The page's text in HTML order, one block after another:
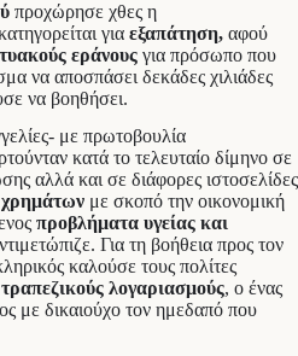
προχώρησε χθες η
για εξαπάτηση, αφού
εράνους για πρόσωπο που
να αποσπάσει δεκάδες χιλιάδες
να βοηθήσει.
με πρωτοβουλία
κατά το τελευταίο δίμηνο σε
αλλά και σε διάφορες ιστοσελίδες
με σκοπό την οικονομική
προβλήματα υγείας και
Για τη βοήθεια προς τον
καλούσε τους πολίτες
λογαριασμούς, ο ένας
με δικαιούχο τον ημεδαπό που